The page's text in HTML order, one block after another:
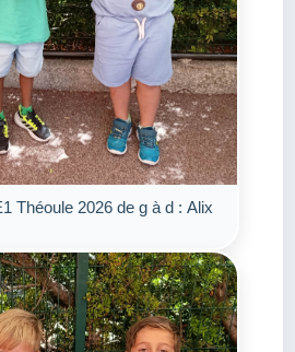
Théoule 2026 de g à d : Alix